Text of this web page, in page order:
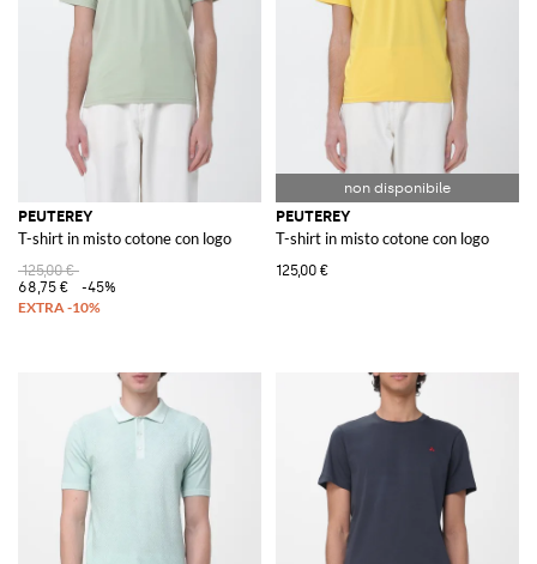
PEUTEREY
T-shirt in misto cotone con logo
125,00 €
68,75 €
-45%
PEUTEREY
T-shirt in misto cotone con logo
125,00 €